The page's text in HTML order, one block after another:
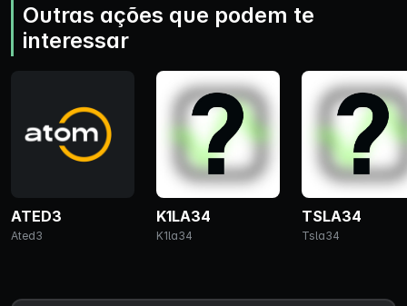
Outras ações que podem te
interessar
ATED3
Ated3
K1LA34
K1la34
TSLA34
Tsla34